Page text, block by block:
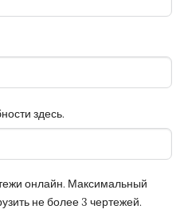
здесь.
онлайн. Максимальный
не более 3 чертежей.